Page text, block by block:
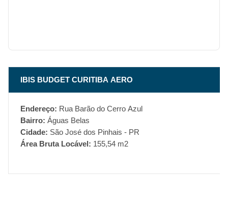
IBIS BUDGET CURITIBA AERO
Endereço: Rua Barão do Cerro Azul
Bairro: Águas Belas
Cidade: São José dos Pinhais - PR
Área Bruta Locável: 155,54 m2